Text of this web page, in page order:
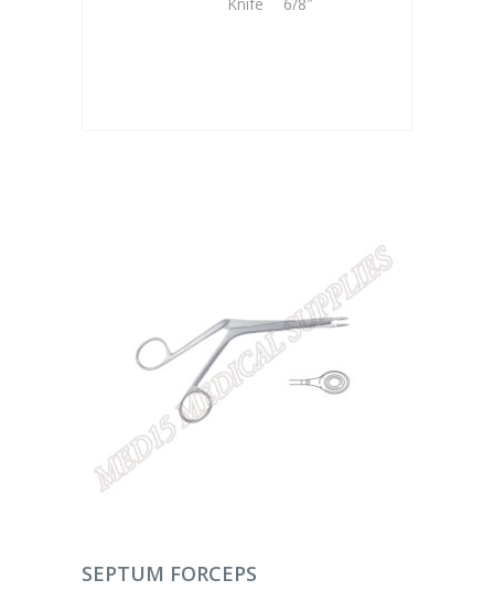
DEVAMINI OKU
SEPTUM FORCEPS